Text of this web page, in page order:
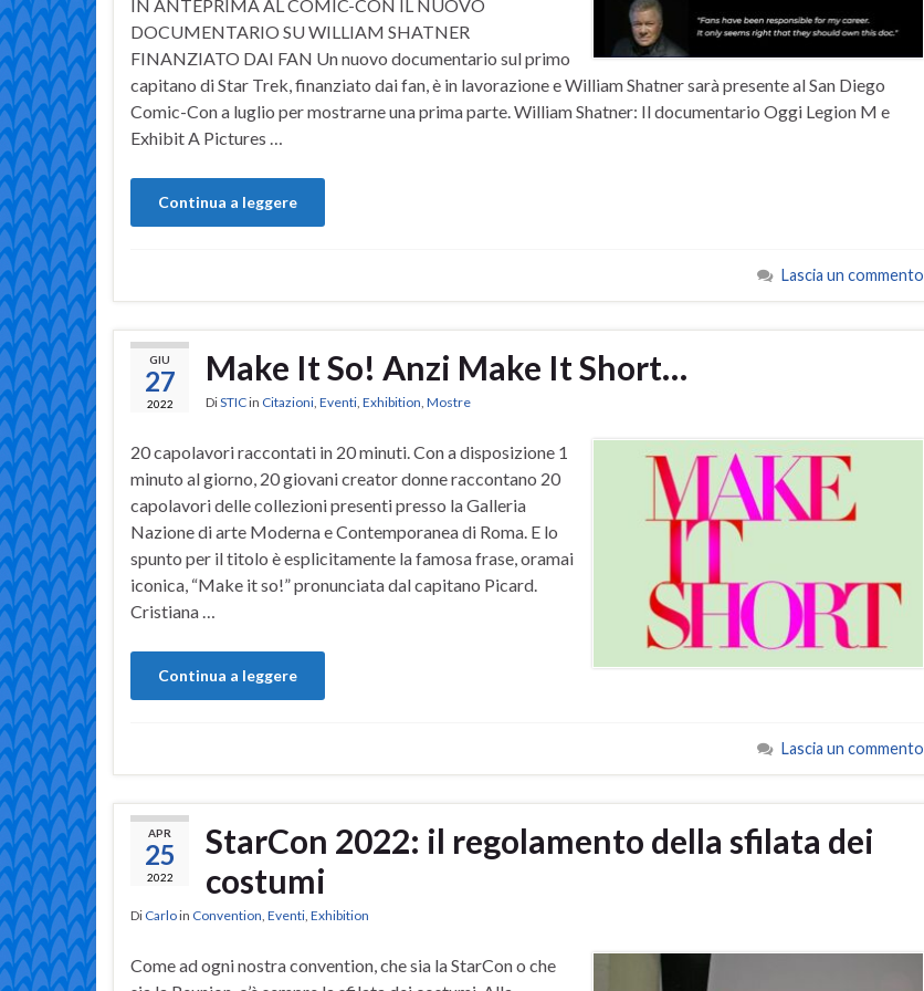
IN ANTEPRIMA AL COMIC-CON IL NUOVO
DOCUMENTARIO SU WILLIAM SHATNER
FINANZIATO DAI FAN Un nuovo documentario sul primo
capitano di Star Trek, finanziato dai fan, è in lavorazione e William Shatner sarà presente al San Diego
Comic-Con a luglio per mostrarne una prima parte. William Shatner: Il documentario Oggi Legion M e
Exhibit A Pictures …
Continua a leggere
Lascia un commento
GIU
27
2022
Make It So! Anzi Make It Short…
DiSTICin Citazioni, Eventi, Exhibition, Mostre
20 capolavori raccontati in 20 minuti. Con a disposizione 1
minuto al giorno, 20 giovani creator donne raccontano 20
capolavori delle collezioni presenti presso la Galleria
Nazione di arte Moderna e Contemporanea di Roma. E lo
spunto per il titolo è esplicitamente la famosa frase, oramai
iconica, “Make it so!” pronunciata dal capitano Picard.
Cristiana …
Continua a leggere
Lascia un commento
APR
25
2022
StarCon 2022: il regolamento della sfilata dei
costumi
Di Carloin Convention, Eventi, Exhibition
Come ad ogni nostra convention, che sia la StarCon o che